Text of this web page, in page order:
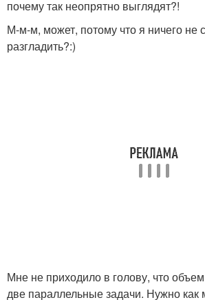
почему так неопрятно выглядят?!
М-м-м, может, потому что я ничего не
разгладить?:)
Мне не приходило в голову, что
две параллельные задачи. Нужно